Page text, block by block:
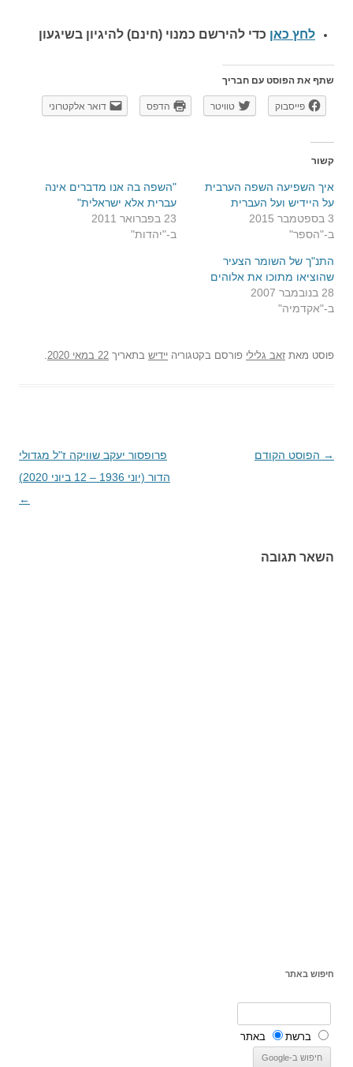
לחץ כאן כדי להירשם כמנוי (חינם) להיגיון בשיגעון
שתף את הפוסט עם חבריך
פייסבוק טוויטר הדפס דואר אלקטרוני
קשור
איך השפיעה השפה הערבית
על היידיש ועל העברית
3 בספטמבר 2015
ב-"הספר"
"השפה בה אנו מדברים אינה
עברית אלא ישראלית"
23 בפברואר 2011
ב-"יהדות"
התנ"ך של השומר הצעיר
שהוציאו מתוכו את אלוהים
28 בנובמבר 2007
ב-"אקדמיה"
פוסט מאת זאב גלילי פורסם בקטגוריה יידיש בתאריך 22 במאי 2020 .
ניווט
→ הפוסט הקודם
פרופסור יעקב שוויקה ז"ל מגדולי
הדור (יוני 1936 – 12 ביוני 2020)
←
השאר תגובה
חיפוש באתר
ברשת באתר